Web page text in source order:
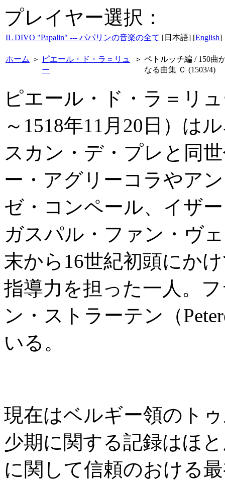
プレイヤー選択：
IL DIVO "Papalin" --- パパリンの音楽の全て [日本語] [English]
ホーム ＞
ピエール・ド・ラ＝リュ
ー
＞ ペトルッチ編 / 150曲
なる曲集 Ｃ (1503/4)
ピエール・ド・ラ＝リュ
～1518年11月20日）は
スカン・デ・プレと同
ー・アグリーコラやア
ゼ・コンペール、イザ
ガスパル・ファン・ヴ
末から16世紀初頭にか
指導力を担った一人。
ン・ストラーテン（
いる。
現在はベルギー領のト
少期に関する記録はほ
に関して信頼のおける